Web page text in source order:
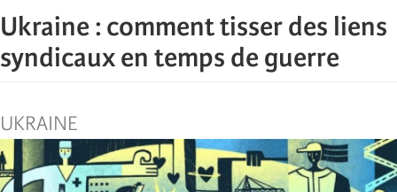
Ukraine : comment tisser des liens
syndicaux en temps de guerre
UKRAINE